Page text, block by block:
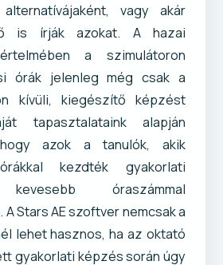
vagy akár
is írják azokat. A hazai
a szimulátoron
órák jelenleg még csak a
kívüli, kiegészítő képzést
tapasztalataink alapján
hogy azok a tanulók, akik
kezdték gyakorlati
óraszámmal
Stars AE szoftver nemcsak a
lehet hasznos, ha az oktató
gyakorlati képzés során úgy